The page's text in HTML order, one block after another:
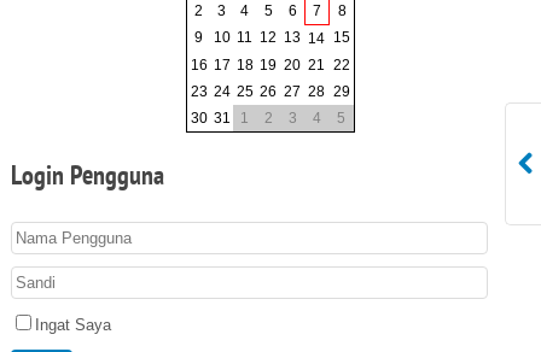
2
3 4 5 6 7
8
9
10 11 12 13 14 15
16 17 18 19 20 21 22
23 24 25 26 27 28 29
30 31 1 2 3 4 5
Login Pengguna
Ingat Saya